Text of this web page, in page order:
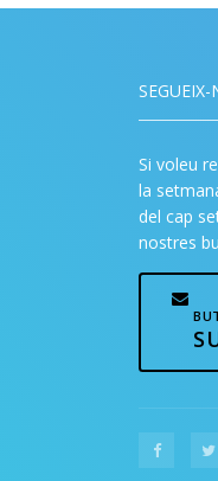
SEGUEIX-
Si voleu
la
del cap
nostres